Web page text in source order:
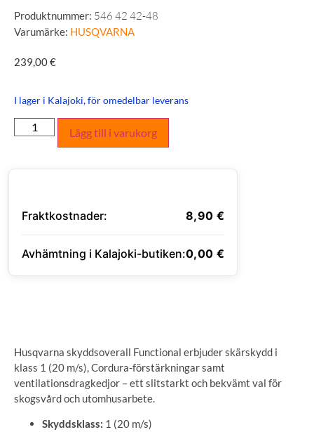
Produktnummer: 546 42 42-48
Varumärke: HUSQVARNA
239,00€
I lager i Kalajoki, för omedelbar leverans
Lägg till i varukorg
Fraktkostnader: 8,90 €
Avhämtning i Kalajoki-butiken:0,00 €
Husqvarna skyddsoverall Functional erbjuder skärskydd i
klass 1 (20 m/s), Cordura-förstärkningar samt
ventilationsdragkedjor – ett slitstarkt och bekvämt val för
skogsvård och utomhusarbete.
Skyddsklass: 1 (20 m/s)